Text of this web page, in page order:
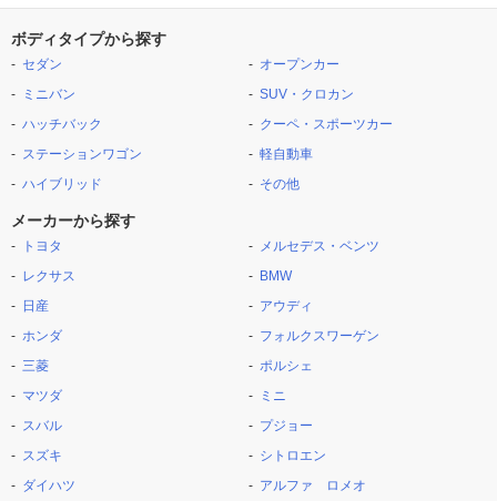
ボディタイプから探す
セダン
ミニバン
ハッチバック
ステーションワゴン
ハイブリッド
オープンカー
SUV・クロカン
クーペ・スポーツカー
軽自動車
その他
メーカーから探す
トヨタ
レクサス
日産
ホンダ
三菱
マツダ
スバル
スズキ
ダイハツ
メルセデス・ベンツ
BMW
アウディ
フォルクスワーゲン
ポルシェ
ミニ
プジョー
シトロエン
アルファ ロメオ